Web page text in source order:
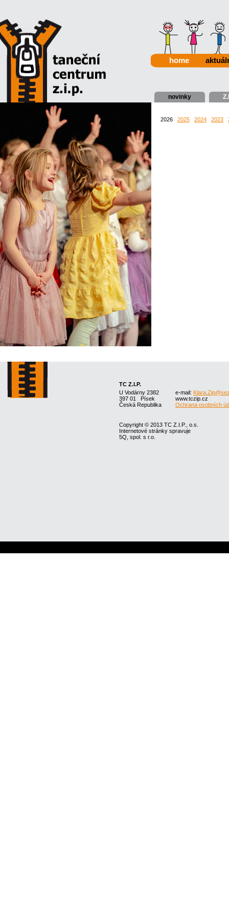
home
novinky
2026 2025 2024 2023
TC Z.I.P.
U Vodárny 2382
397 01 Písek
Česká Republika
e-mail:
www.tczip.cz
Ochrana osobních
Copyright © 2013 TC Z.I.P., o.s.
Internetové stránky spravuje
5Q, spol. s r.o.